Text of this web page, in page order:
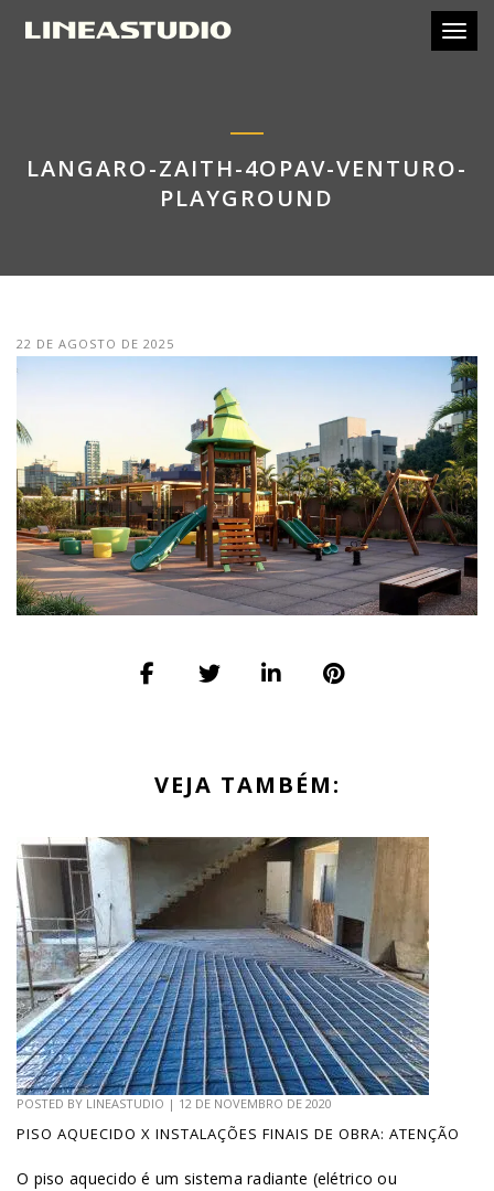
LANGARO-ZAITH-4OPAV-VENTURO-
PLAYGROUND
22 DE AGOSTO DE 2025
VEJA TAMBÉM:
POSTED BY LINEASTUDIO | 12 DE NOVEMBRO DE 2020
PISO AQUECIDO X INSTALAÇÕES FINAIS DE OBRA: ATENÇÃO
O piso aquecido é um sistema radiante (elétrico ou